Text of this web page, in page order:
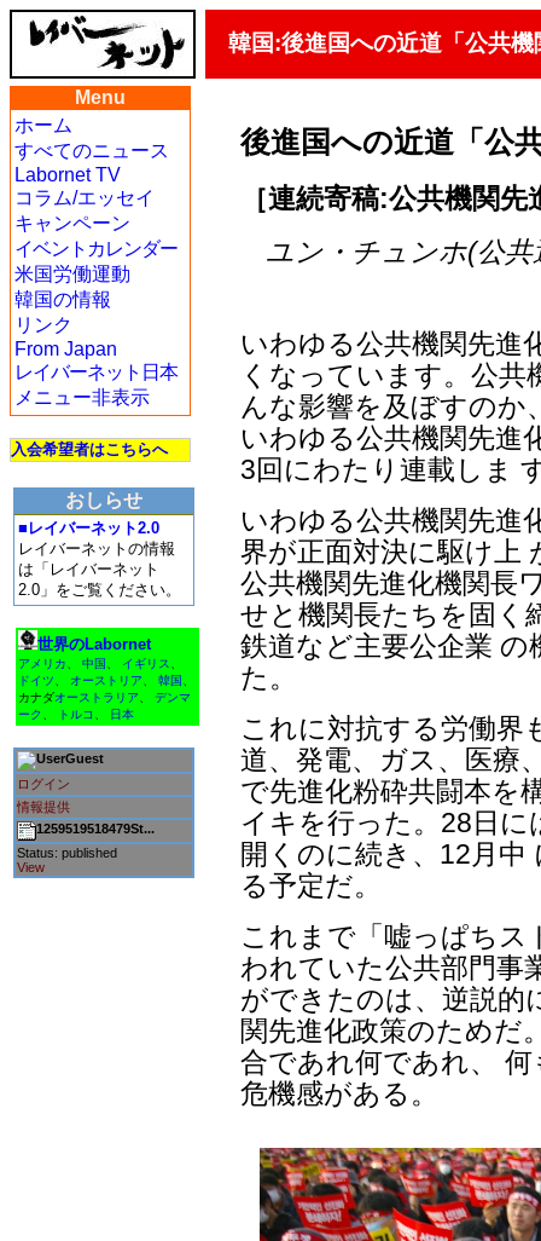
韓国:後進国への近道「公共機
Menu
ホーム
すべてのニュース
Labornet TV
コラム/エッセイ
キャンペーン
イベントカレンダー
米国労働運動
韓国の情報
リンク
From Japan
レイバーネット日本
メニュー非表示
入会希望者はこちらへ
おしらせ
■レイバーネット2.0
レイバーネットの情報
は「レイバーネット
2.0」をご覧ください。
世界のLabornet
アメリカ 中国 イギリス
ドイツ
オーストリア 韓国
カナダオーストラリア
デンマ
ーク
トルコ 日本
Guest
ログイン
情報提供
1259519518479St...
Status: published
View
後進国への近道「公
［連続寄稿:公共機関
ユン・チュンホ(公
いわゆる公共機関先進
くなっています。公共
んな影響を及ぼすのか
いわゆる公共機関先進
3回にわたり連載しま
いわゆる公共機関先進
界が正面対決に駆け上
公共機関先進化機関長
せと機関長たちを固く
鉄道など主要公企業
た。
これに対抗する労働界
道、発電、ガス、医療
で先進化粉砕共闘本を
イキを行った。28日に
開くのに続き、12月
る予定だ。
これまで「嘘っぱちス
われていた公共部門事
ができたのは、逆説的
関先進化政策のためだ
合であれ何であれ、
危機感がある。